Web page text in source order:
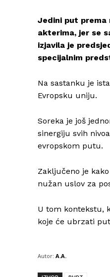
Jedini put prema
akterima, jer se
izjavila je
specijalnim
Na sastanku je
Evropsku uniju.
Soreka je još
sinergiju svih
evropskom putu.
Zaključeno je
nužan uslov za
U tom kontekstu,
koje će ubrzati
Autor: A.A.